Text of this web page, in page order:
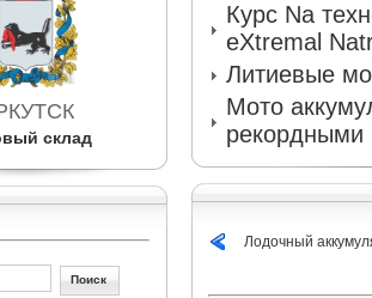
склад
Курс Na
eXtremal
Литиевые
Мото
рекордными
Лодочный